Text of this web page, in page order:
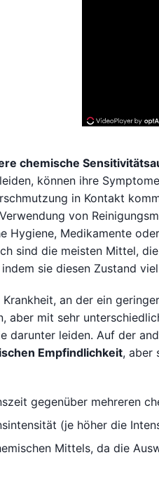
chemische
können ihre
in Kontakt
von
Hygiene, Medikamente
sind die meisten Mittel,
sie diesen Zustand
Krankheit, an der ein
aber mit sehr
darunter leiden. Auf der
Empfindlichkeit, aber
gegenüber mehreren
(je höher die
Mittels, da die